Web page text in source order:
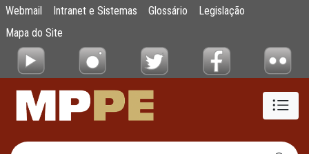
Pular para o Conteúdo principal
PROCESSO ELETRÔNICO Nº
Webmail Intranet e Sistemas Glossário
Legislação
Mapa do Site